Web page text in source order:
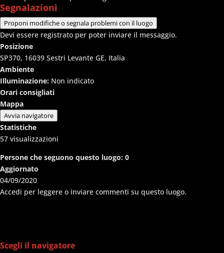
Segnalazioni
Proponi modifiche o segnala problemi con il luogo
Devi essere registrato per poter inviare il messaggio.
Posizione
SP370, 16039 Sestri Levante GE, Italia
Ambiente
Illuminazione: Non indicato
Orari consigliati
Mappa
Avvia navigatore
Statistiche
57 visualizzazioni
Persone che seguono questo luogo: 0
Aggiornato
04/09/2020
Accedi per leggere o inviare commenti su questo luogo.
Scegli il navigatore